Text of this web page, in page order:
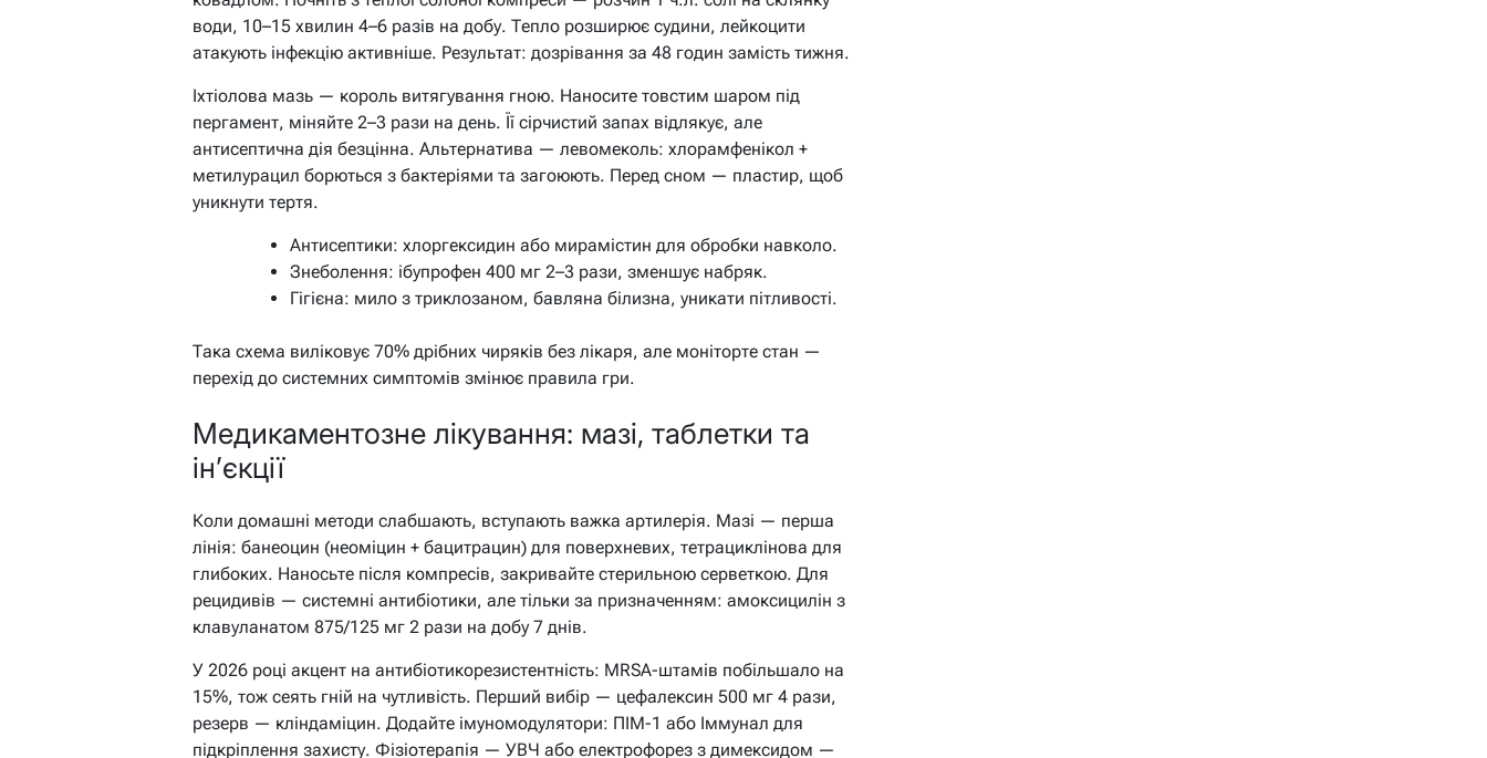
води, 10–15 хвилин 4–6 разів на добу. Тепло розширює судини, лейкоцити
атакують інфекцію активніше. Результат: дозрівання за 48 годин замість тижня.
Іхтіолова мазь — король витягування гною. Наносите товстим шаром під
пергамент, міняйте 2–3 рази на день. Її сірчистий запах відлякує, але
антисептична дія безцінна. Альтернатива — левомеколь: хлорамфенікол +
метилурацил борються з бактеріями та загоюють. Перед сном — пластир, щоб
уникнути тертя.
Антисептики: хлоргексидин або мирамістин для обробки навколо.
Знеболення: ібупрофен 400 мг 2–3 рази, зменшує набряк.
Гігієна: мило з триклозаном, бавляна білизна, уникати пітливості.
Така схема виліковує 70% дрібних чиряків без лікаря, але моніторте стан —
перехід до системних симптомів змінює правила гри.
Медикаментозне лікування: мазі, таблетки та
ін’єкції
Коли домашні методи слабшають, вступають важка артилерія. Мазі — перша
лінія: банеоцин (неоміцин + бацитрацин) для поверхневих, тетрациклінова для
глибоких. Наносьте після компресів, закривайте стерильною серветкою. Для
рецидивів — системні антибіотики, але тільки за призначенням: амоксицилін з
клавуланатом 875/125 мг 2 рази на добу 7 днів.
У 2026 році акцент на антибіотикорезистентність: MRSA-штамів побільшало на
15%, тож сеять гній на чутливість. Перший вибір — цефалексин 500 мг 4 рази,
резерв — кліндаміцин. Додайте імуномодулятори: ПІМ-1 або Іммунал для
підкріплення захисту. Фізіотерапія — УВЧ або електрофорез з димексидом —